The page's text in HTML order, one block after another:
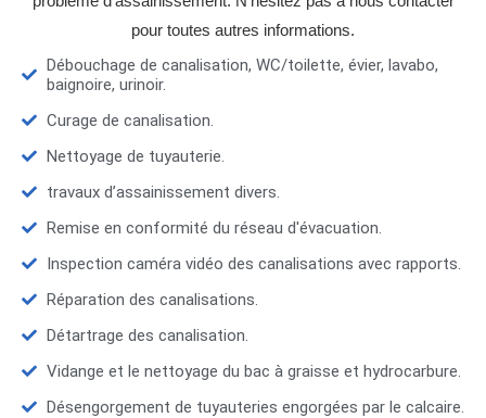
pour toutes autres informations.
Débouchage de canalisation, WC/toilette, évier, lavabo,
baignoire, urinoir.
Curage de canalisation.
Nettoyage de tuyauterie.
travaux d’assainissement divers.
Remise en conformité du réseau d'évacuation.
Inspection caméra vidéo des canalisations avec rapports.
Réparation des canalisations.
Détartrage des canalisation.
Vidange et le nettoyage du bac à graisse et hydrocarbure.
Désengorgement de tuyauteries engorgées par le calcaire.